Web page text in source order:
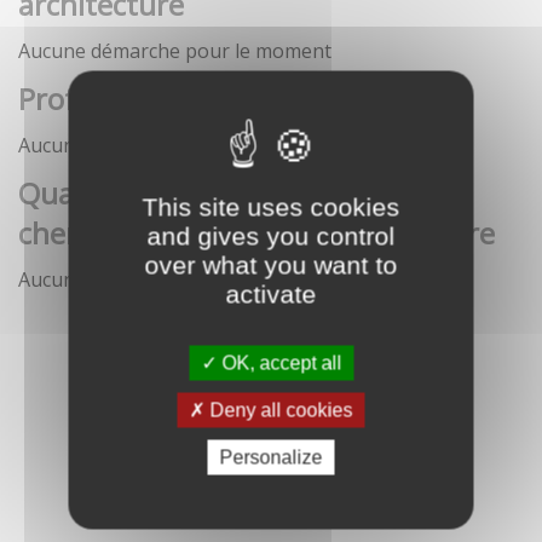
This site uses cookies
and gives you control
over what you want to
activate
OK, accept all
Deny all cookies
Personalize
Aucune démarche pour le moment
Profession architecte
Aucune démarche pour le moment
Qualification des enseignants-
chercheurs en écoles d'architecture
Aucune démarche pour le moment